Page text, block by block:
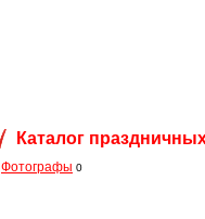
Каталог
Фотографы 0